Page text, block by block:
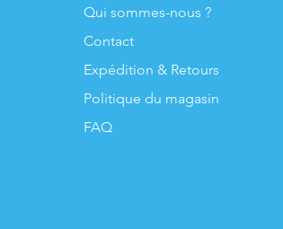
Qui sommes-nous ?
Contact
Expédition & Retours
Politique du magasin
FAQ